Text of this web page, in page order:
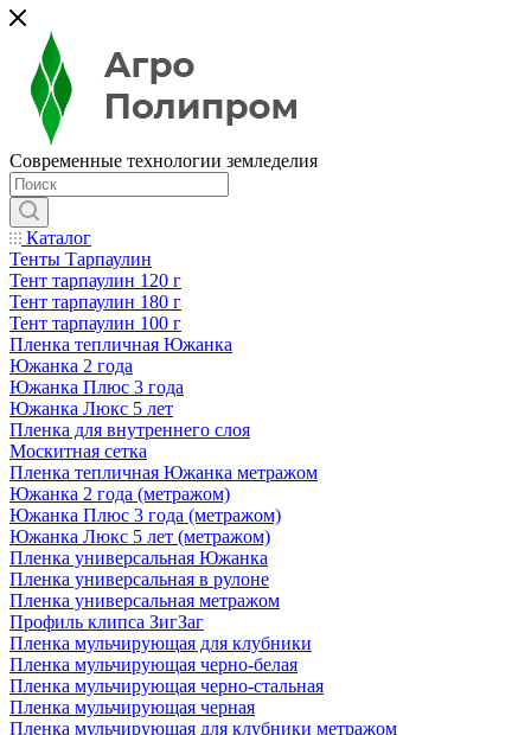
Современные технологии земледелия
Каталог
Тенты Тарпаулин
Тент тарпаулин 120 г
Тент тарпаулин 180 г
Тент тарпаулин 100 г
Пленка тепличная Южанка
Южанка 2 года
Южанка Плюс 3 года
Южанка Люкс 5 лет
Пленка для внутреннего слоя
Москитная сетка
Пленка тепличная Южанка метражом
Южанка 2 года (метражом)
Южанка Плюс 3 года (метражом)
Южанка Люкс 5 лет (метражом)
Пленка универсальная Южанка
Пленка универсальная в рулоне
Пленка универсальная метражом
Профиль клипса ЗигЗаг
Пленка мульчирующая для клубники
Пленка мульчирующая черно-белая
Пленка мульчирующая черно-стальная
Пленка мульчирующая черная
Пленка мульчирующая для клубники метражом